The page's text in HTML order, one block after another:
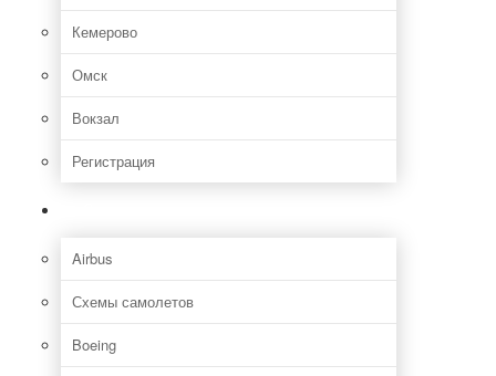
Кемерово
Омск
Вокзал
Регистрация
Airbus
Схемы самолетов
Boeing